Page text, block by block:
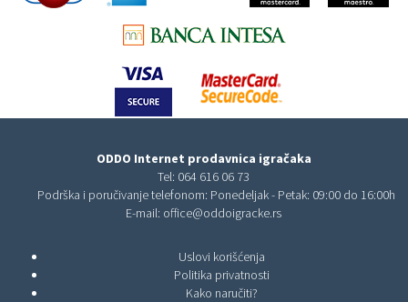
ODDO Internet prodavnica igračaka
Tel: 064 616 06 73
Podrška i poručivanje telefonom: Ponedeljak - Petak: 09:00 do 16:00h
E-mail: office@oddoigracke.rs
Uslovi korišćenja
Politika privatnosti
Kako naručiti?